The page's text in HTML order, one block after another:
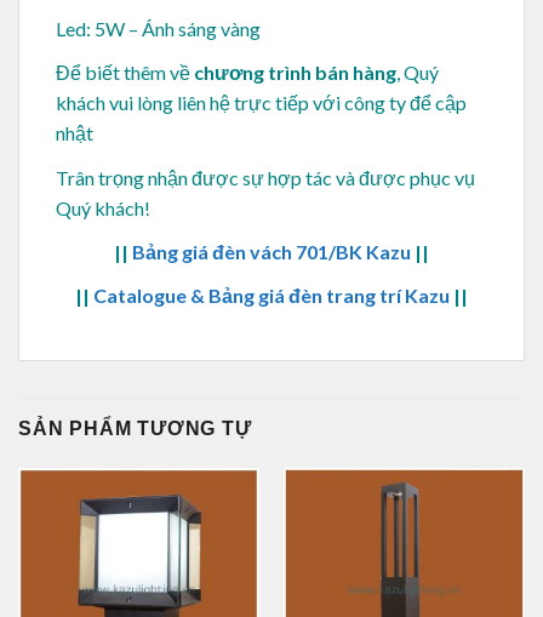
Led: 5W – Ánh sáng vàng
Để biết thêm về chương trình bán hàng, Quý
khách vui lòng liên hệ trực tiếp với công ty để cập
nhật
Trân trọng nhận được sự hợp tác và được phục vụ
Quý khách!
|| Bảng giá đèn vách 701/BK Kazu ||
|| Catalogue & Bảng giá đèn trang trí Kazu ||
SẢN PHẨM TƯƠNG TỰ